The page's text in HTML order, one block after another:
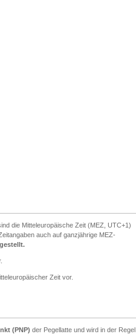
die Mitteleuropäische Zeit (MEZ, UTC+1)
auch auf ganzjährige MEZ-
Zeit vor.
(PNP) der Pegellatte und wird in der Regel